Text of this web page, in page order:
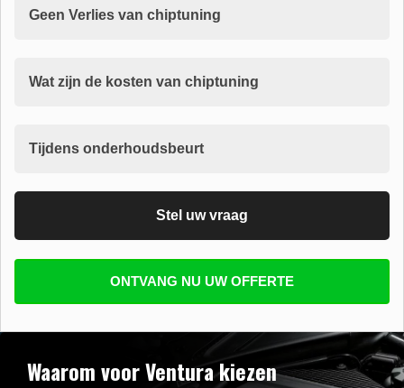
Geen Verlies van chiptuning
Wat zijn de kosten van chiptuning
Tijdens onderhoudsbeurt
Stel uw vraag
ONTVANG NU UW OFFERTE
Waarom voor Ventura kiezen